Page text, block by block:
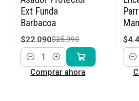
Ext Funda
Barbacoa
$22.090$25.990
Cantidad
Comprar ahora